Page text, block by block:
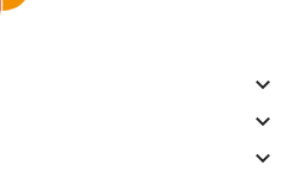


